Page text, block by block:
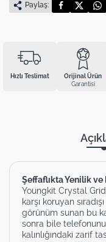
Paylaş:
Hızlı Teslimat
Orijinal Ürün
Garantisi
Şeffaflıkta Yenilik ve
Youngkit Crystal
karşı koruyan
görünüm sunan bu
sonra bile
kalınlığındaki zarif